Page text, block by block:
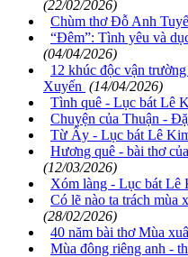
(22/02/2026)
Chùm thơ Đỗ Anh
“Đêm”: Tình yêu và
(04/04/2026)
12 khúc độc vận
Xuyến (14/04/2026)
Tình quê - Lục bát Lê
Chuyện của Thuận -
Từ Ấy - Lục bát Lê
Hương quê - bài thơ
(12/03/2026)
Xóm làng - Lục bát Lê
Có lẽ nào ta trách mùa
(28/02/2026)
40 năm bài thơ Mùa
Mùa đông riêng anh -